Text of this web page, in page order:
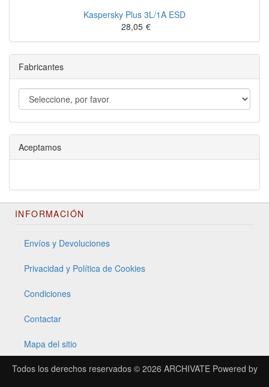
Kaspersky Plus 3L/1A ESD
28,05 €
Fabricantes
Aceptamos
INFORMACIÓN
Envíos y Devoluciones
Privacidad y Política de Cookies
Condiciones
Contactar
Mapa del sitio
Todos los derechos reservados © 2026 ARCHIVATEPowered by